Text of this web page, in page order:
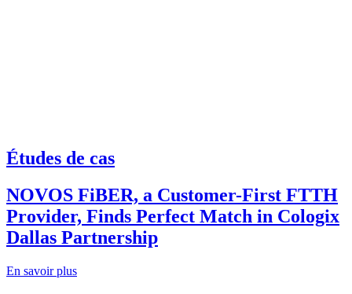
Études de cas
NOVOS FiBER, a Customer-First FTTH
Provider, Finds Perfect Match in Cologix
Dallas Partnership
En savoir plus